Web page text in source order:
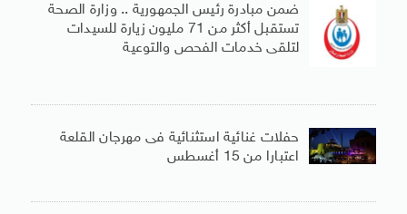
ضمن مبادرة رئيس الجمهورية .. وزارة الصحة
تستقبل أكثر من 71 مليون زيارة للسيدات
لتلقى خدمات الفحص والتوعية
حفلات غنائية استثنائية فى مهرجان القلعة
اعتبارا من 15 أغسطس